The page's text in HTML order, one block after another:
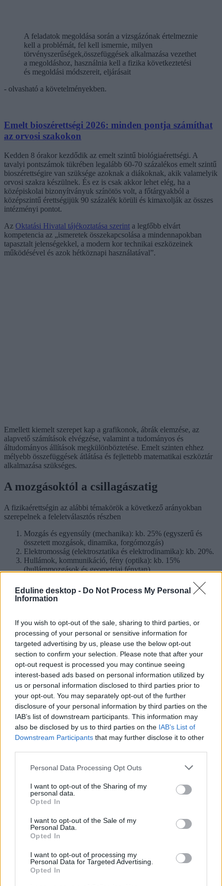
Eduline desktop - Do Not Process My Personal
Information
If you wish to opt-out of the sale, sharing to third parties, or
processing of your personal or sensitive information for
targeted advertising by us, please use the below opt-out
section to confirm your selection. Please note that after your
opt-out request is processed you may continue seeing
interest-based ads based on personal information utilized by
us or personal information disclosed to third parties prior to
your opt-out. You may separately opt-out of the further
disclosure of your personal information by third parties on the
IAB’s list of downstream participants. This information may
also be disclosed by us to third parties on the IAB’s List of
Downstream Participants that may further disclose it to other
Personal Data Processing Opt Outs
I want to opt-out of the Sharing of my
personal data.
Opted In
I want to opt-out of the Sale of my
Personal Data.
Opted In
I want to opt-out of processing my
Personal Data for Targeted Advertising.
Opted In
A feladatok megoldása során a vizsgázónak értelmeznie
kell a problémát, fel kell ismernie, milyen
törvényszerűségek,összefüggések alkalmazása vezethet
a megoldáshoz, használnia kell a fizika következtetési
és megoldási módszereit, eljárásait
- olvasható a követelményekben.
Emelt bioszérettségi 2026: minden pontja számíthat
az orvosi szakokon
Kedden 8 órakor kezdődik az emelt szintű biológiaérettségi. A
tavalyi pontszámok tükrében legalább 60-70 százalékos emelt szintű
bioszérettségire van szüksége azoknak a diákoknak, akik valamelyik
orvosi szakra készülnek. És ez is csak akkor lehet elég, ha a
középiskolai bizonyítványuk színötös volt, a főtárgyakból a
középszintű érettségijük 90 százalék körüli és kimaxolják az összes
intézményi pontot.
Az Oktatási Hivatal tájékoztatása szerint a legfőbb elvárt
kompetencia az „ismeretek összekapcsolása a mindennapokban
tapasztalt jelenségekkel, a modern kor technikai eszközeinek
működésével és azok hétköznapi használatával”.
Emellett kiemelt szerepet kap a grafikonok, ábrák elemzése, az
alapvető számítások elvégzése, valamint a tudományos és
áltudományos állítások megkülönböztetése. Emelt szinten ehhez
mélyebb összefüggések átlátása és fejlettebb matematikai eszköztár
alkalmazása szükséges.
A mozgásoktól a csillagászatig
A fizikaérettségin az alábbi témakörök a következő arányokban
szerepelnek a feleletválasztós részben
Mozgás és egyensúly (mechanika): kb. 25% (egyszerű és
összetett mozgások, dinamika, forgómozgás)
Elektromosság (elektrosztatika és elektrodinamika): kb. 20%.
Hullámok, kommunikáció, fény (optika): kb. 15%
(hullámmozgások és geometriai fénytan).
halmazállapot-változások, főtételek).
Víz, levegő, környezet: kb. 10% (hidrosztatikai nyomás,
törvényszerűségei, radioaktivitás).
A Világegyetem megismerése: kb. 10% (csillagászat és
fizikatörténet).
Ezeket a segédeszközöket lehet használni
Közép- és emelt szinten egyaránt az alábbi segédeszközöket lehet
használni az írásbeli vizsga során, melyeket a vizsgázóknak kell
magukkal hozniuk:
Négyjegyű függvénytáblázat, amely nem tartalmazhat
semmilyen saját kézzel írt bejegyzést vagy kiegészítést. Nem
lehet benne post-it és könyvjelző sem.
megjelenítésére, valamint grafikus ábrázolásra és
Az ábrák készítéséhez szükséges vonalzó, körző és szögmérő.
Fontos azt is kiemelni, hogy a műszaki területeke mellett az emelt
szintű fizikaérettségiaz orvosin is felvételi követelmény lehet
valaki kémia helyett választja. Az írásbelik kedden 14 órakor a
Az emelt szintű kémiaérettségi után többen is úgy
érzik, hogy elúszott az orvosi egyetem